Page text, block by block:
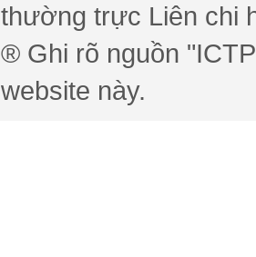
thường trực Liên chi
® Ghi rõ nguồn
website này.